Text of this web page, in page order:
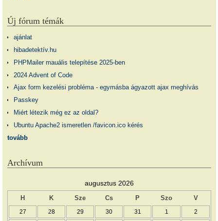
Új fórum témák
ajánlat
hibadetektív.hu
PHPMailer mauális telepítése 2025-ben
2024 Advent of Code
Ajax form kezelési probléma - egymásba ágyazott ajax meghívás
Passkey
Miért létezik még ez az oldal?
Ubuntu Apache2 ismeretlen /favicon.ico kérés
tovább
Archívum
augusztus 2026
H K Sze Cs P Szo V
27 28 29 30 31 1 2